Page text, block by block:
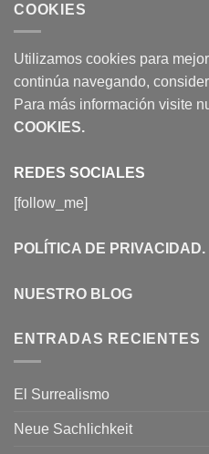
COOKIES
Utilizamos cookies para
continúa navegando,
Para más información visite
COOKIES.
REDES SOCIALES
[follow_me]
POLÍTICA DE PRIVACIDAD.
NUESTRO BLOG
ENTRADAS RECIENTES
El Surrealismo
Neue Sachlichkeit